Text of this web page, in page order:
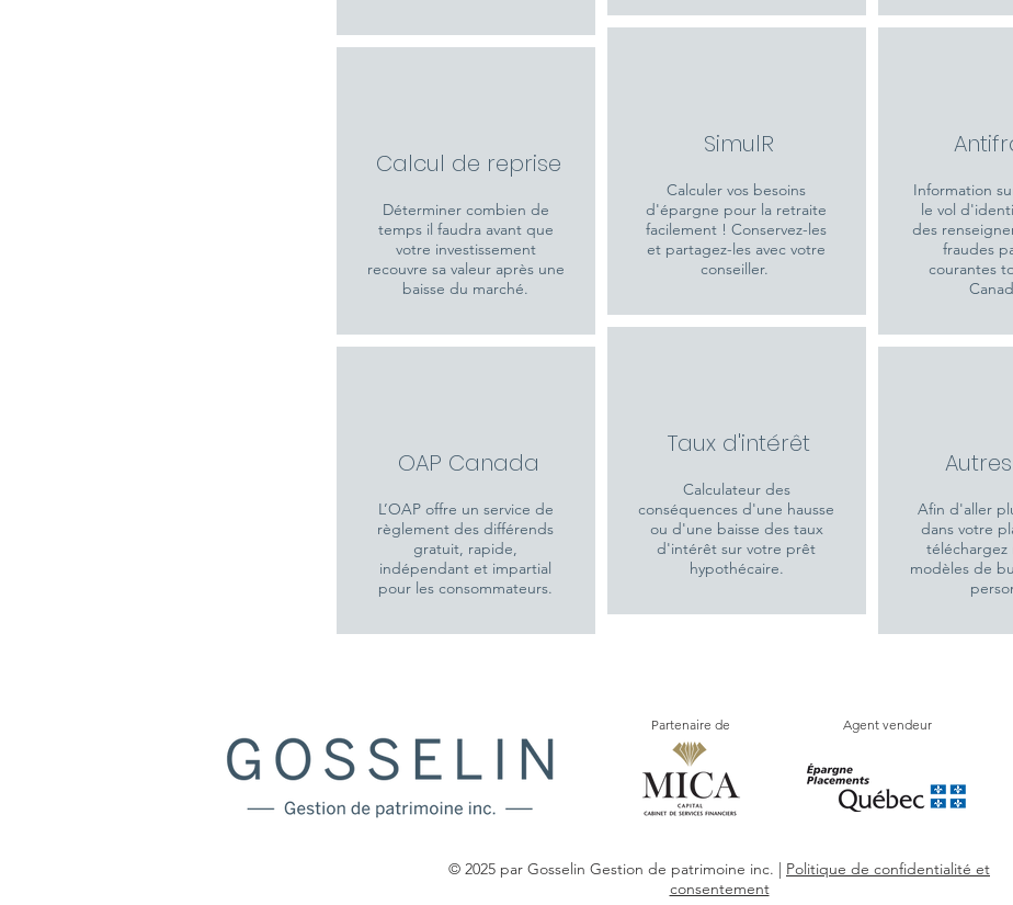
Calcul de reprise
Déterminer combien de
temps il faudra avant que
votre investissement
recouvre sa valeur après une
baisse du marché.
OAP Canada
L’OAP offre un service de
règlement des différends
gratuit, rapide,
indépendant et impartial
pour les consommateurs.
SimulR
Calculer vos besoins
d'épargne pour la retraite
facilement ! Conservez-les
et partagez-les avec votre
conseiller.
Taux d'intérêt
Calculateur des
conséquences d'une hausse
ou d'une baisse des taux
d'intérêt sur votre prêt
hypothécaire.
Anti
Information
le vol
des
fraudes
courantes
Afin d'aller
dans votre
téléchargez
modèles de
Partenaire de Agent vendeur
© 2025 par Gosselin Gestion de patrimoine inc. | Politique de confidentialité et
consentement